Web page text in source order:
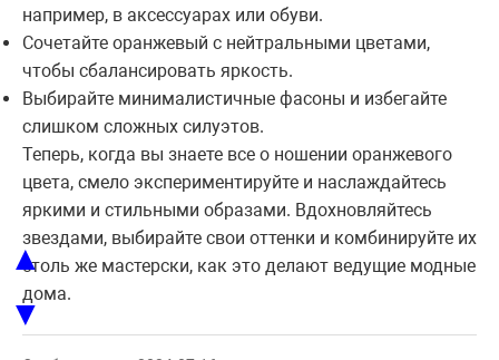
например, в аксессуарах или обуви.
Сочетайте оранжевый с нейтральными цветами,
чтобы сбалансировать яркость.
Выбирайте минималистичные фасоны и избегайте
слишком сложных силуэтов.
Теперь, когда вы знаете все о ношении оранжевого
цвета, смело экспериментируйте и наслаждайтесь
яркими и стильными образами. Вдохновляйтесь
звездами, выбирайте свои оттенки и комбинируйте их
столь же мастерски, как это делают ведущие модные
дома.
▲
▼